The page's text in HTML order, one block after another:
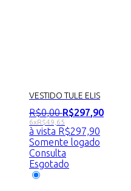
VESTIDO TULE ELIS
R$0,00 R$297,90
6xR$49,65
à vista R$297,90
Somente logado
Consulta
Esgotado